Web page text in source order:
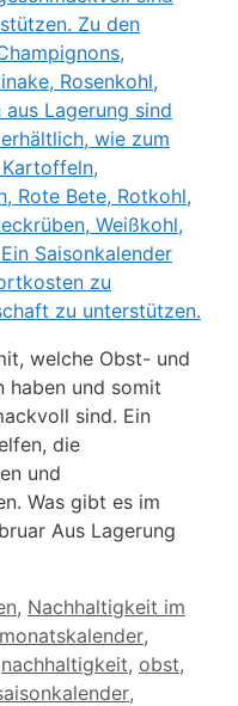
welche Obst- und
haben und somit
sind. Ein
die
und
Was gibt es im
Aus Lagerung
, Nachhaltigkeit im
monatskalender,
nachhaltigkeit, obst,
,